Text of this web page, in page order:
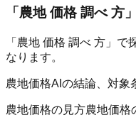
「 農地 価格 調べ 方
「農地 価格 調べ 方」
なります。
農地価格AIの結論、対象
農地価格の見方農地価格